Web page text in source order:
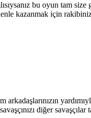
bu oyun tam
kazanmak için
arkadaşlarınızın
diğer